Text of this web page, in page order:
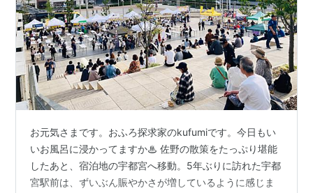
お元気さまです。おふろ探求家のkufumiです。今日もい
いお風呂に浸かってますか♨︎ 佐野の散策をたっぷり堪能
したあと、宿泊地の宇都宮へ移動。5年ぶりに訪れた宇都
宮駅前は、ずいぶん賑やかさが増しているように感じま